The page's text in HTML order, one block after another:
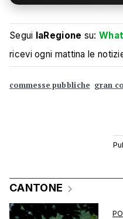
Segui laRegione su:
ricevi ogni mattina le
commesse pubbliche gran
CANTONE